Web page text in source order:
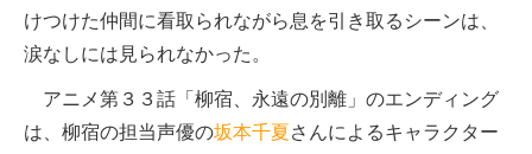
けつけた仲間に看取られながら息を引き取るシーンは、
涙なしには見られなかった。
アニメ第３３話「柳宿、永遠の別離」のエンディング
は、柳宿の担当声優の坂本千夏さんによるキャラクター